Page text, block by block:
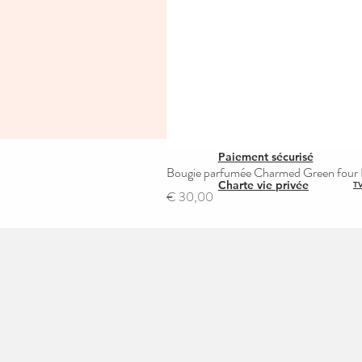
Bougie parfumée Charmed Green
Prijs
€ 30,00
Paiement sécurisé
Charte vie privée